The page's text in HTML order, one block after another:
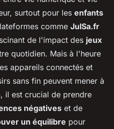
surtout pour les enfants
comme JulSa.fr
de l'impact des jeux
quotidien. Mais à l'heure
appareils connectés et
sans fin peuvent mener à
, il est crucial de prendre
négatives et de
un équilibre pour